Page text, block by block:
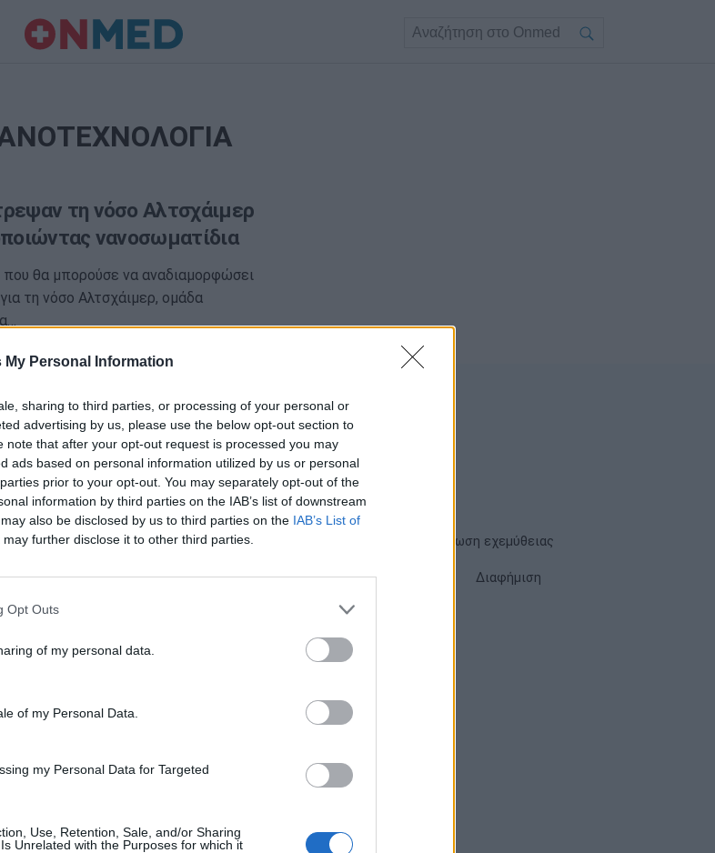
My Personal Information
sharing to third parties, or processing of your personal or
advertising by us, please use the below opt-out section to
note that after your opt-out request is processed you may
ads based on personal information utilized by us or personal
prior to your opt-out. You may separately opt-out of the
information by third parties on the IAB’s list of downstream
also be disclosed by us to third parties on the IAB’s List of
may further disclose it to other third parties.
Opt Outs
of my personal data.
of my Personal Data.
my Personal Data for Targeted
Use, Retention, Sale, and/or Sharing
Unrelated with the Purposes for which it
τη νόσο Αλτσχάιμερ
νανοσωματίδια
που θα μπορούσε να αναδιαμορφώσει
τη νόσο Αλτσχάιμερ, ομάδα
του ιστοτόπου της
ή κηδεμόνα ή επιτρόπου
Ταυτότητα Δήλωση εχεμύθειας
Ρυθμίσεις Cookies Διαφήμιση